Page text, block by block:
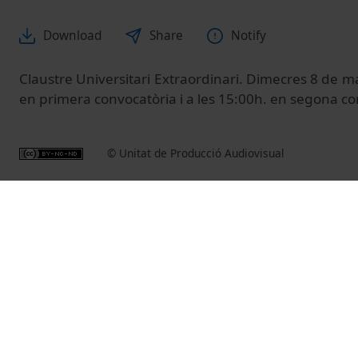
Download Share Notify
Claustre Universitari Extraordinari. Dimecres 8 de
en primera convocatòria i a les 15:00h. en segona
© Unitat de Producció Audiovisual